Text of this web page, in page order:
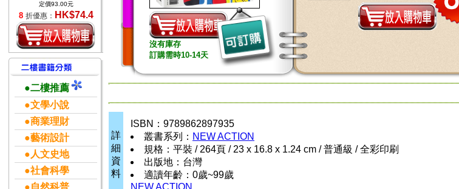
定價93.00元
8 折優惠： HK$74.4
●二樓推薦
●文學小說
●商業理財
●藝術設計
●人文史地
●社會科學
●自然科普
沒有庫存
訂購需時10-14天
詳
細
資
料
ISBN：9789862897935
叢書系列： NEW ACTION
規格：平裝 / 264頁 / 23 x 16.8 x 1.24 cm / 普通級 / 全彩印刷
出版地：台灣
適讀年齡：0歲~99歲
NEW ACTION